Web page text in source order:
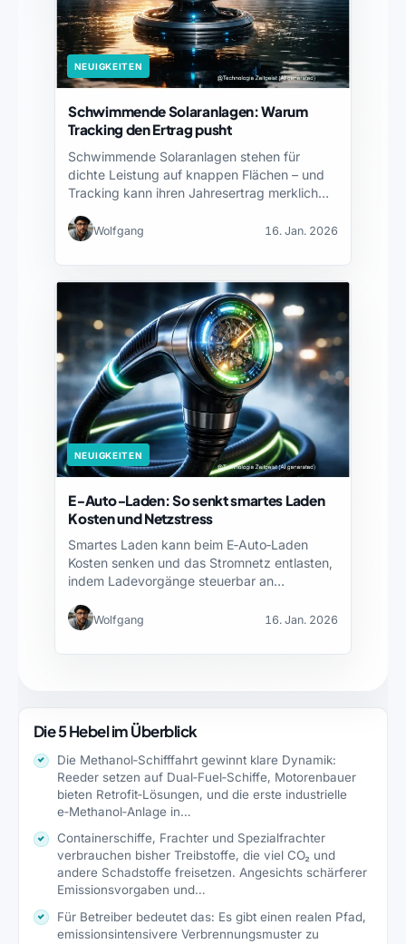
NEUIGKEITEN
Schwimmende Solaranlagen: Warum
Tracking den Ertrag pusht
Schwimmende Solaranlagen stehen für
dichte Leistung auf knappen Flächen – und
Tracking kann ihren Jahresertrag merklich…
Wolfgang 16. Jan. 2026
NEUIGKEITEN
E‑Auto‑Laden: So senkt smartes Laden
Kosten und Netzstress
Smartes Laden kann beim E‑Auto‑Laden
Kosten senken und das Stromnetz entlasten,
indem Ladevorgänge steuerbar an
Wolfgang 16. Jan. 2026
Die 5 Hebel im Überblick
Die Methanol‑Schifffahrt gewinnt klare Dynamik:
Reeder setzen auf Dual‑Fuel‑Schiffe, Motorenbauer
bieten Retrofit‑Lösungen, und die erste industrielle
e‑Methanol‑Anlage in…
Containerschiffe, Frachter und Spezialfrachter
verbrauchen bisher Treibstoffe, die viel CO₂ und
andere Schadstoffe freisetzen. Angesichts schärferer
Emissionsvorgaben und…
Für Betreiber bedeutet das: Es gibt einen realen Pfad,
emissionsintensivere Verbrennungsmuster zu